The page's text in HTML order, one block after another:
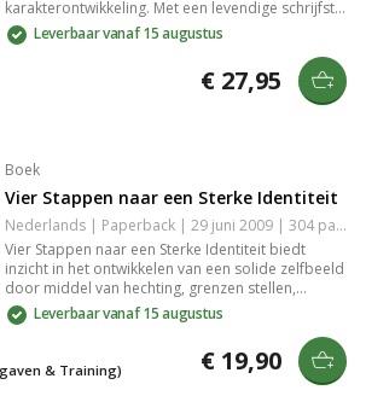
karakterontwikkeling. Met een levendige schrijfstijl
en een rijke verhaallijn worden thema's als liefde,
verraad en verlossing verkend. Dit verhaal laat je
achter met een nieuwe kijk op menselijkheid en
de complexe keuzes die we maken. Perfect voor
Leverbaar vanaf 15 augustus
€ 27,95
Boek
Vier Stappen naar een Sterke Identiteit
Nederlands | Paperback | 29 juni 2009 | 304 pagina's | 9789072698100
Vier Stappen naar een Sterke Identiteit biedt
inzicht in het ontwikkelen van een solide zelfbeeld
door middel van hechting, grenzen stellen,
individuatie, en het verschil tussen goed en
kwaad. Dit boek helpt je verantwoordelijkheid te
nemen voor je eigen leven en relaties, waardoor
je kunt groeien als individu. Een essentiële gids
voor persoonlijke ontwikkeling en
Leverbaar vanaf 15 augustus
& Training) € 19,90